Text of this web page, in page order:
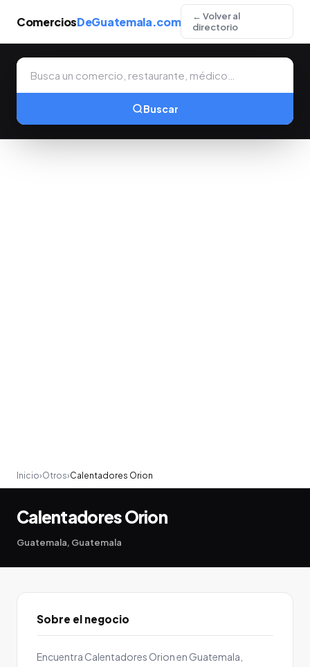
ComerciosDeGuatemala.com
← Volver al
directorio
Buscar
Inicio›Otros›Calentadores Orion
Calentadores Orion
Guatemala, Guatemala
Sobre el negocio
Encuentra Calentadores Orion en Guatemala,